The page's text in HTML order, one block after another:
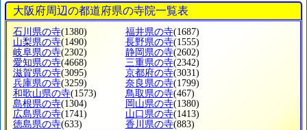
大阪府周辺の都道府県の寺院一覧表
石川県の寺(1380) 福井県の寺(1687)
山梨県の寺(1490) 長野県の寺(1555)
岐阜県の寺(2302) 静岡県の寺(2602)
愛知県の寺(4668) 三重県の寺(2342)
滋賀県の寺(3095) 京都府の寺(3031)
兵庫県の寺(3259) 奈良県の寺(1799)
和歌山県の寺(1573) 鳥取県の寺(467)
島根県の寺(1304) 岡山県の寺(1380)
広島県の寺(1741) 山口県の寺(1413)
徳島県の寺(633) 香川県の寺(883)